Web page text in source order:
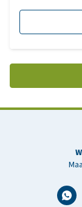
karakter en
van de meest